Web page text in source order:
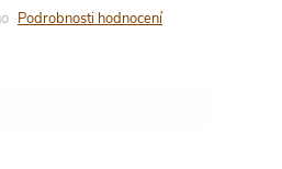
Podrobnosti hodnocení